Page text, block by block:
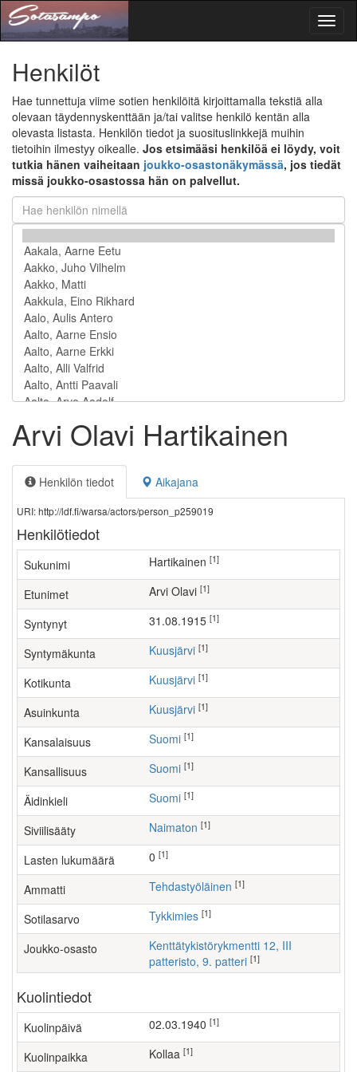
Henkilöt
Hae tunnettuja viime sotien henkilöitä kirjoittamalla tekstiä alla
olevaan täydennyskenttään ja/tai valitse henkilö kentän alla
olevasta listasta. Henkilön tiedot ja suosituslinkkejä muihin
tietoihin ilmestyy oikealle. Jos etsimääsi henkilöä ei löydy, voit
tutkia hänen vaiheitaan joukko-osastonäkymässä, jos tiedät
missä joukko-osastossa hän on palvellut.
Arvi Olavi Hartikainen
Henkilön tiedot Aikajana
URI: http://ldf.fi/warsa/actors/person_p259019
Henkilötiedot
Sukunimi Hartikainen [1]
Etunimet Arvi Olavi [1]
Syntynyt 31.08.1915 [1]
Syntymäkunta Kuusjärvi [1]
Kotikunta Kuusjärvi [1]
Asuinkunta Kuusjärvi [1]
Kansalaisuus Suomi [1]
Kansallisuus Suomi [1]
Äidinkieli Suomi [1]
Siviilisääty Naimaton [1]
Lasten lukumäärä [1]
Ammatti tehdastyöläinen [1]
Sotilasarvo Tykkimies [1]
Joukko-osasto
Kenttätykistörykmentti 12, III
patteristo, 9. patteri [1]
Kuolintiedot
Kuolinpäivä 02.03.1940 [1]
Kuolinpaikka Kollaa [1]